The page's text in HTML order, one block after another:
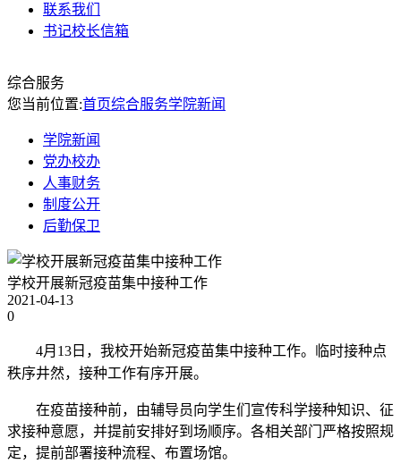
联系我们
书记校长信箱
综合服务
您当前位置:首页综合服务学院新闻
学院新闻
党办校办
人事财务
制度公开
后勤保卫
学校开展新冠疫苗集中接种工作
2021-04-13
0
4月 13 日，我校开始新冠疫苗集中接种工作。临时接种点
秩序井然，接种工作有序开展。
在疫苗接种前， 由辅导员向学生们宣传科学接种知识、征
求接种意愿，并提前安排好到场顺序。各相关部门严格按照规
定，提前部署接种流程、布置场馆。